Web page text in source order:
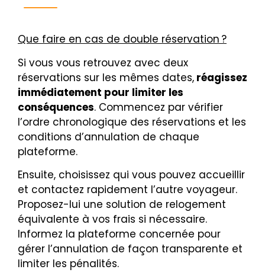
Que faire en cas de double réservation ?
Si vous vous retrouvez avec deux
réservations sur les mêmes dates, réagissez
immédiatement pour limiter les
conséquences. Commencez par vérifier
l’ordre chronologique des réservations et les
conditions d’annulation de chaque
plateforme.
Ensuite, choisissez qui vous pouvez accueillir
et contactez rapidement l’autre voyageur.
Proposez-lui une solution de relogement
équivalente à vos frais si nécessaire.
Informez la plateforme concernée pour
gérer l’annulation de façon transparente et
limiter les pénalités.